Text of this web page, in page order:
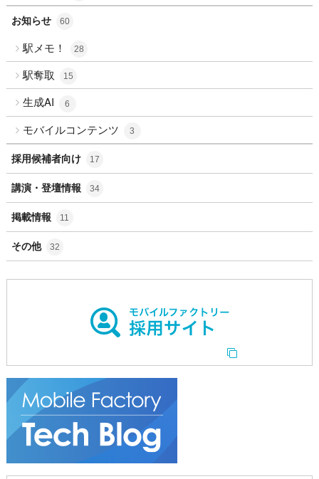
お知らせ 60
駅メモ！ 28
駅奪取 15
生成AI 6
モバイルコンテンツ 3
採用候補者向け 17
講演・登壇情報 34
掲載情報 11
その他 32